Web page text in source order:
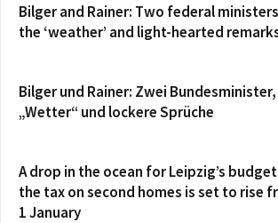
Bilger and Rainer: Two federal
the ‘weather’ and light-hearted
Bilger und Rainer: Zwei
„Wetter“ und lockere Sprüche
A drop in the ocean for Leipzig’s
the tax on second homes is set to rise
1 January